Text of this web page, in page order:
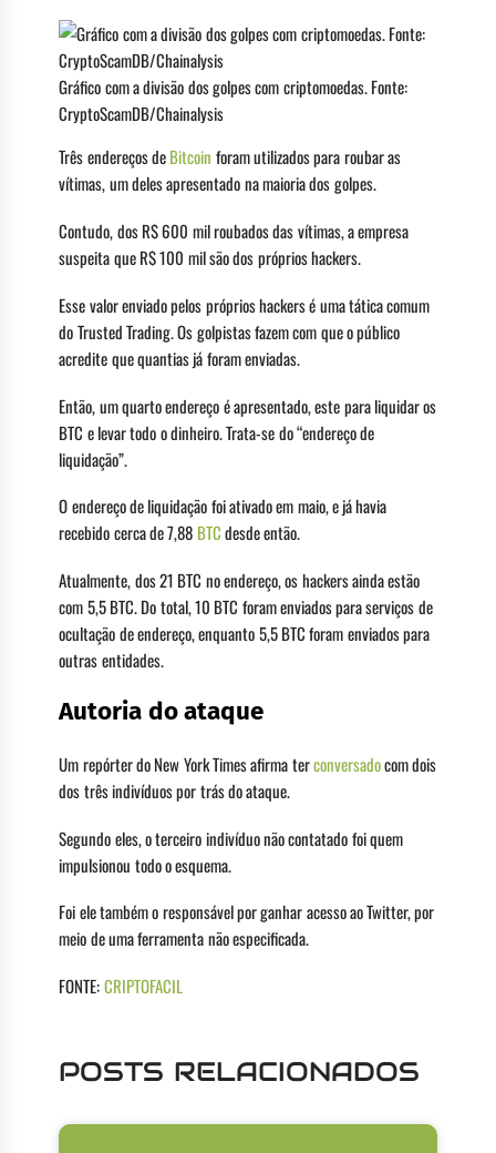
Gráfico com a divisão dos golpes com criptomoedas. Fonte:
CryptoScamDB/Chainalysis
Três endereços deBitcoin foram utilizados para roubar as
vítimas, um deles apresentado na maioria dos golpes.
Contudo, dos R$ 600 mil roubados das vítimas, a empresa
suspeita que R$ 100 mil são dos próprios hackers.
Esse valor enviado pelos próprios hackers é uma tática comum
do Trusted Trading. Os golpistas fazem com que o público
acredite que quantias já foram enviadas.
Então, um quarto endereço é apresentado, este para liquidar os
BTC e levar todo o dinheiro. Trata-se do “endereço de
liquidação”.
O endereço de liquidação foi ativado em maio, e já havia
recebido cerca de 7,88 BTCdesde então.
Atualmente, dos 21 BTC no endereço, os hackers ainda estão
com 5,5 BTC. Do total, 10 BTC foram enviados para serviços de
ocultação de endereço, enquanto 5,5 BTC foram enviados para
outras entidades.
Autoria do ataque
Um repórter do New York Times afirma terconversadocom dois
dos três indivíduos por trás do ataque.
Segundo eles, o terceiro indivíduo não contatado foi quem
impulsionou todo o esquema.
Foi ele também o responsável por ganhar acesso ao Twitter, por
meio de uma ferramenta não especificada.
FONTE:CRIPTOFACIL
POSTS RELACIONADOS